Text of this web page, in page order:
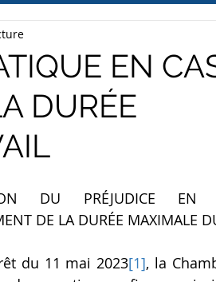
EN
DURÉE
DU PRÉJUDICE
DE LA DURÉE MAXIMALE
du 11 mai 2023[1], la